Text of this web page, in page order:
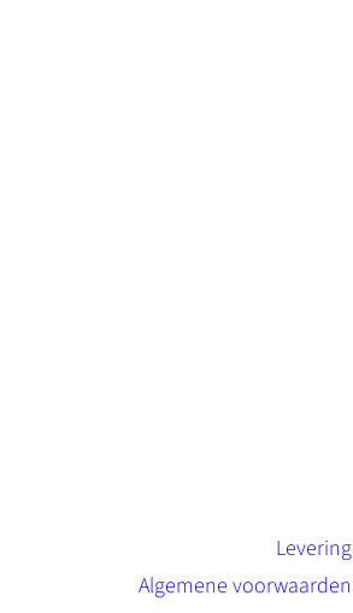
Levering
Algemene voorwaarden